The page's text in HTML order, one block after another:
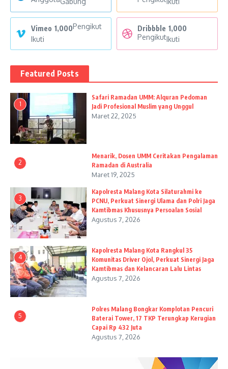
Vimeo 1,000Pengikut
Ikuti
Dribbble 1,000
PengikutIkuti
Featured Posts
1
Safari Ramadan UMM: Alquran Pedoman
Jadi Profesional Muslim yang Unggul
Maret 22, 2025
2
Menarik, Dosen UMM Ceritakan Pengalaman
Ramadan di Australia
Maret 19, 2025
3
Kapolresta Malang Kota Silaturahmi ke
PCNU, Perkuat Sinergi Ulama dan Polri Jaga
Kamtibmas Khususnya Persoalan Sosial
Agustus 7, 2026
4
Kapolresta Malang Kota Rangkul 35
Komunitas Driver Ojol, Perkuat Sinergi Jaga
Kamtibmas dan Kelancaran Lalu Lintas
Agustus 7, 2026
5
Polres Malang Bongkar Komplotan Pencuri
Baterai Tower, 17 TKP Terungkap Kerugian
Capai Rp 432 Juta
Agustus 7, 2026